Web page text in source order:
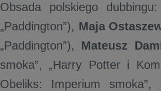
Obsada polskiego dubbingu:
„Paddington”), Maja
„Paddington”), Mateusz
smoka”, „Harry Potter i
Obeliks: Imperium smoka”,